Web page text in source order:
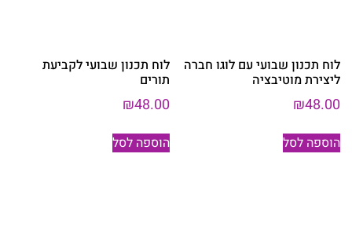
לוח תכנון שבועי עם לוגו חברה
ליצירת מוטיבציה
₪48.00
הוספה לסל
לוח תכנון שבועי לקביעת
תורים
₪48.00
הוספה לסל